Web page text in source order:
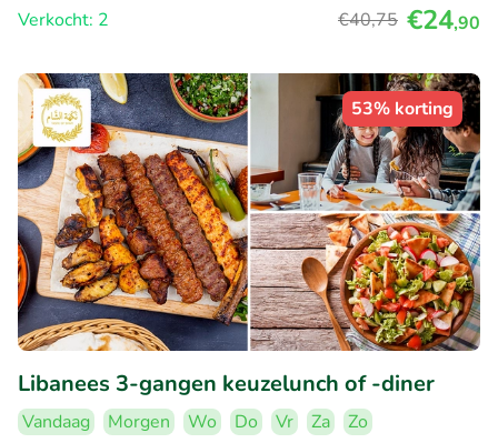
Verkocht: 2
€40,75 €24,90
53% korting
Libanees 3-gangen keuzelunch of -diner
Vandaag Morgen Wo Do Vr Za Zo